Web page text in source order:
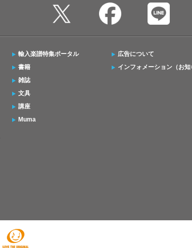
輸入楽譜特集ポータル
書籍
雑誌
文具
講座
Muma
広告について
インフォメーション（お知